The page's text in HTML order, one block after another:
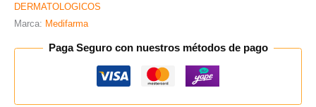
DERMATOLOGICOS
Marca: Medifarma
Paga Seguro con nuestros métodos de pago